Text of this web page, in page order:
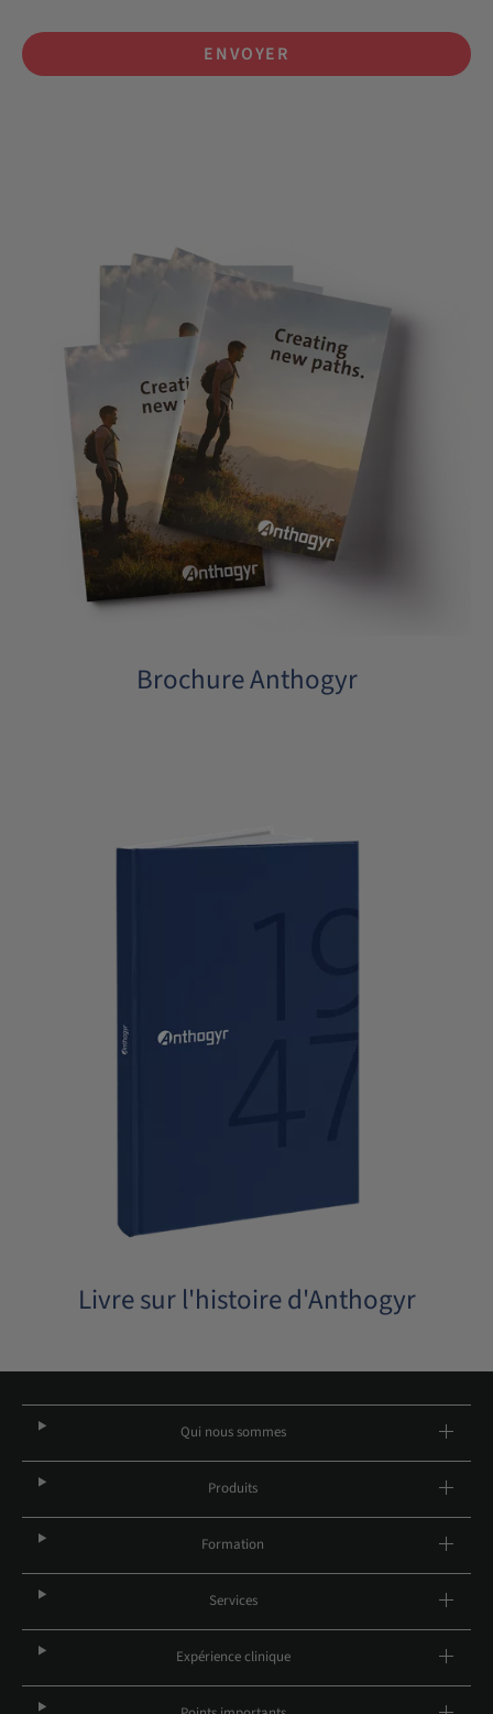
ENVOYER
Brochure Anthogyr
Livre sur l'histoire d'Anthogyr
Qui nous sommes
Produits
Formation
Services
Expérience clinique